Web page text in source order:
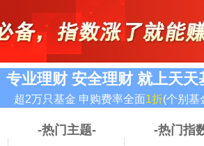
专业理财 安全理财 就上天天
超2万只基金 申购费率全面1折(个别基
-热门主题- -热门指